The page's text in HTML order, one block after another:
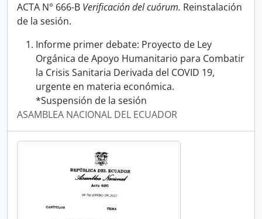
ACTA N° 666-B Verificación del cuórum. Reinstalación
de la sesión.
Informe primer debate: Proyecto de Ley
Orgánica de Apoyo Humanitario para Combatir
la Crisis Sanitaria Derivada del COVID 19,
urgente en materia económica.
*Suspensión de la sesión
ASAMBLEA NACIONAL DEL ECUADOR